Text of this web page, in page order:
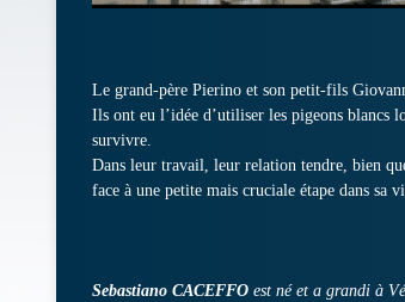
Le grand-père Pierino et son petit-fils
Ils ont eu l’idée d’utiliser les pigeons blancs
survivre.
Dans leur travail, leur relation tendre, bien
face à une petite mais cruciale étape dans sa
Sebastiano CACEFFO est né et a grandi à